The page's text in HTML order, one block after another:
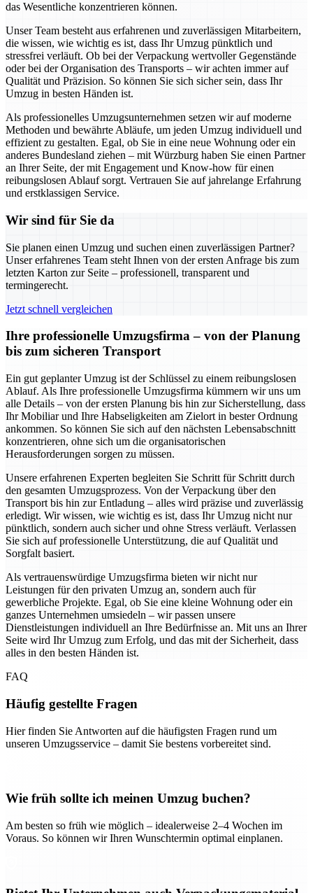
das Wesentliche konzentrieren können.
Unser Team besteht aus erfahrenen und zuverlässigen Mitarbeitern,
die wissen, wie wichtig es ist, dass Ihr Umzug pünktlich und
stressfrei verläuft. Ob bei der Verpackung wertvoller Gegenstände
oder bei der Organisation des Transports – wir achten immer auf
Qualität und Präzision. So können Sie sich sicher sein, dass Ihr
Umzug in besten Händen ist.
Als professionelles Umzugsunternehmen setzen wir auf moderne
Methoden und bewährte Abläufe, um jeden Umzug individuell und
effizient zu gestalten. Egal, ob Sie in eine neue Wohnung oder ein
anderes Bundesland ziehen – mit Würzburg haben Sie einen Partner
an Ihrer Seite, der mit Engagement und Know-how für einen
reibungslosen Ablauf sorgt. Vertrauen Sie auf jahrelange Erfahrung
und erstklassigen Service.
Wir sind für Sie da
Sie planen einen Umzug und suchen einen zuverlässigen Partner?
Unser erfahrenes Team steht Ihnen von der ersten Anfrage bis zum
letzten Karton zur Seite – professionell, transparent und
termingerecht.
Jetzt schnell vergleichen
Ihre professionelle Umzugsfirma – von der Planung
bis zum sicheren Transport
Ein gut geplanter Umzug ist der Schlüssel zu einem reibungslosen
Ablauf. Als Ihre professionelle Umzugsfirma kümmern wir uns um
alle Details – von der ersten Planung bis hin zur Sicherstellung, dass
Ihr Mobiliar und Ihre Habseligkeiten am Zielort in bester Ordnung
ankommen. So können Sie sich auf den nächsten Lebensabschnitt
konzentrieren, ohne sich um die organisatorischen
Herausforderungen sorgen zu müssen.
Unsere erfahrenen Experten begleiten Sie Schritt für Schritt durch
den gesamten Umzugsprozess. Von der Verpackung über den
Transport bis hin zur Entladung – alles wird präzise und zuverlässig
erledigt. Wir wissen, wie wichtig es ist, dass Ihr Umzug nicht nur
pünktlich, sondern auch sicher und ohne Stress verläuft. Verlassen
Sie sich auf professionelle Unterstützung, die auf Qualität und
Sorgfalt basiert.
Als vertrauenswürdige Umzugsfirma bieten wir nicht nur
Leistungen für den privaten Umzug an, sondern auch für
gewerbliche Projekte. Egal, ob Sie eine kleine Wohnung oder ein
ganzes Unternehmen umsiedeln – wir passen unsere
Dienstleistungen individuell an Ihre Bedürfnisse an. Mit uns an Ihrer
Seite wird Ihr Umzug zum Erfolg, und das mit der Sicherheit, dass
alles in den besten Händen ist.
FAQ
Häufig gestellte Fragen
Hier finden Sie Antworten auf die häufigsten Fragen rund um
unseren Umzugsservice – damit Sie bestens vorbereitet sind.
Wie früh sollte ich meinen Umzug buchen?
Am besten so früh wie möglich – idealerweise 2–4 Wochen im
Voraus. So können wir Ihren Wunschtermin optimal einplanen.